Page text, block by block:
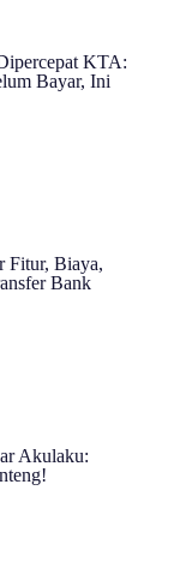
KTA:
Bayar, Ini
Fitur, Biaya,
Bank
Akulaku: